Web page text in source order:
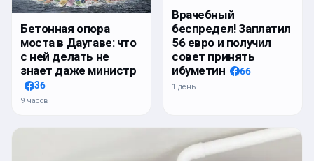
Бетонная опора
моста в Даугаве: что
с ней делать не
знает даже министр
36
9 часов
Врачебный
беспредел! Заплатил
56 евро и получил
совет принять
ибуметин
66
1 день